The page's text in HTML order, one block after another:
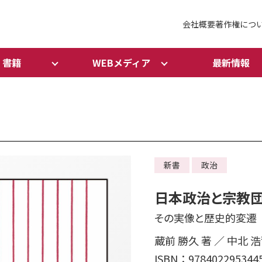
会社概要著作権につ
書籍 WEBメディア 最新情報
新書 政治
日本政治と宗教
その実像と歴史的変遷
蔵前 勝久 著 ／ 中北
ISBN：